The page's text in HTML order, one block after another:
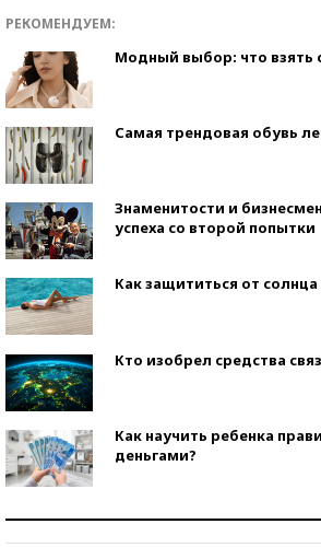
РЕКОМЕНДУЕМ:
Модный выбор: что взять
Самая трендовая обувь
Знаменитости и
успеха со второй попытки
Как защититься от солнца
Кто изобрел средства
Как научить ребенка
деньгами?